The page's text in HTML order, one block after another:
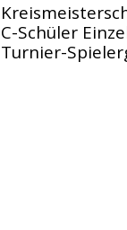
C-Schüler
Turnier-